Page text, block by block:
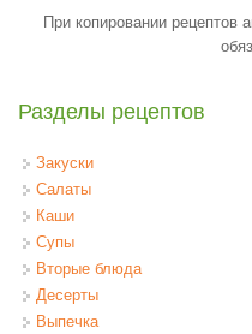
При копировании рецептов
Разделы рецептов
Закуски
Салаты
Каши
Супы
Вторые блюда
Десерты
Выпечка